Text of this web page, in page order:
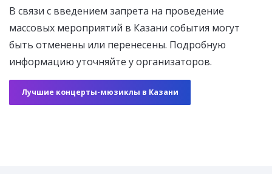
В связи с введением запрета на проведение
массовых мероприятий в Казани события могут
быть отменены или перенесены. Подробную
информацию уточняйте у организаторов.
Лучшие концерты-мюзиклы в Казани